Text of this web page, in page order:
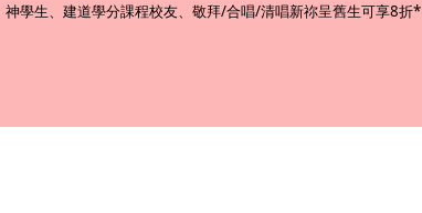
學生、建道學分課程校友、敬拜/合唱/清唱新祢呈舊生可享8折*